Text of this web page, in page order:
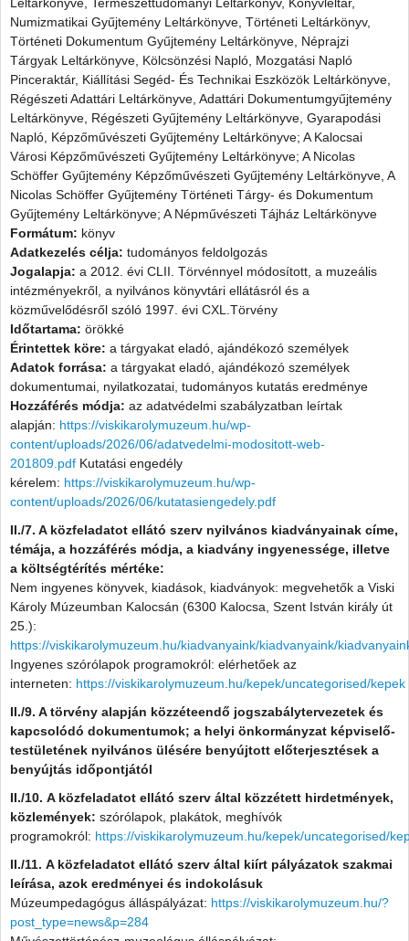
Numizmatikai Gyűjtemény Leltárkönyve, Történeti Leltárkönyv,
Történeti Dokumentum Gyűjtemény Leltárkönyve, Néprajzi
Tárgyak Leltárkönyve, Kölcsönzési Napló, Mozgatási Napló
Pinceraktár, Kiállítási Segéd- És Technikai Eszközök Leltárkönyve,
Régészeti Adattári Leltárkönyve, Adattári Dokumentumgyűjtemény
Leltárkönyve, Régészeti Gyűjtemény Leltárkönyve, Gyarapodási
Napló, Képzőművészeti Gyűjtemény Leltárkönyve; A Kalocsai
Városi Képzőművészeti Gyűjtemény Leltárkönyve; A Nicolas
Schöffer Gyűjtemény Képzőművészeti Gyűjtemény Leltárkönyve, A
Nicolas Schöffer Gyűjtemény Történeti Tárgy- és Dokumentum
Gyűjtemény Leltárkönyve; A Népművészeti Tájház Leltárkönyve
Formátum: könyv
Adatkezelés célja: tudományos feldolgozás
Jogalapja: a 2012. évi CLII. Törvénnyel módosított, a muzeális
intézményekről, a nyilvános könyvtári ellátásról és a
közművelődésről szóló 1997. évi CXL.Törvény
Időtartama: örökké
Érintettek köre: a tárgyakat eladó, ajándékozó személyek
Adatok forrása: a tárgyakat eladó, ajándékozó személyek
dokumentumai, nyilatkozatai, tudományos kutatás eredménye
Hozzáférés módja: az adatvédelmi szabályzatban leírtak
alapján: https://viskikarolymuzeum.hu/wp-
content/uploads/2026/06/adatvedelmi-modositott-web-
201809.pdf Kutatási engedély
kérelem: https://viskikarolymuzeum.hu/wp-
content/uploads/2026/06/kutatasiengedely.pdf
II./7. A közfeladatot ellátó szerv nyilvános kiadványainak címe,
témája, a hozzáférés módja, a kiadvány ingyenessége, illetve
a költségtérítés mértéke:
Nem ingyenes könyvek, kiadások, kiadványok: megvehetők a Viski
Károly Múzeumban Kalocsán (6300 Kalocsa, Szent István király út
25.):
https://viskikarolymuzeum.hu/kiadvanyaink/kiadvanyaink/
Ingyenes szórólapok programokról: elérhetőek az
interneten: https://viskikarolymuzeum.hu/kepek/uncategorised/kepek
II./9. A törvény alapján közzéteendő jogszabálytervezetek és
kapcsolódó dokumentumok; a helyi önkormányzat képviselő-
testületének nyilvános ülésére benyújtott előterjesztések a
benyújtás időpontjától
II./10. A közfeladatot ellátó szerv által közzétett hirdetmények,
közlemények: szórólapok, plakátok, meghívók
programokról: https://viskikarolymuzeum.hu/kepek/uncategorised/
II./11. A közfeladatot ellátó szerv által kiírt pályázatok szakmai
leírása, azok eredményei és indokolásuk
Múzeumpedagógus álláspályázat: https://viskikarolymuzeum.hu/?
post_type=news&p=284